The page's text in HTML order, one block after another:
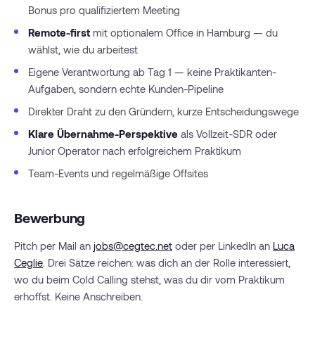
Bonus pro qualifiziertem Meeting
Remote-first mit optionalem Office in Hamburg — du
wählst, wie du arbeitest
Eigene Verantwortung ab Tag 1 — keine Praktikanten-
Aufgaben, sondern echte Kunden-Pipeline
Direkter Draht zu den Gründern, kurze Entscheidungswege
Klare Übernahme-Perspektive als Vollzeit-SDR oder
Junior Operator nach erfolgreichem Praktikum
Team-Events und regelmäßige Offsites
Bewerbung
Pitch per Mail an jobs@cegtec.net oder per LinkedIn an Luca
Ceglie . Drei Sätze reichen: was dich an der Rolle interessiert,
wo du beim Cold Calling stehst, was du dir vom Praktikum
erhoffst. Keine Anschreiben.